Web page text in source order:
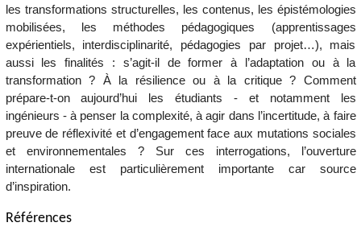
les transformations structurelles, les contenus, les épistémologies
mobilisées, les méthodes pédagogiques (apprentissages
expérientiels, interdisciplinarité, pédagogies par projet…), mais
aussi les finalités : s’agit-il de former à l’adaptation ou à la
transformation ? À la résilience ou à la critique ? Comment
prépare-t-on aujourd’hui les étudiants - et notamment les
ingénieurs - à penser la complexité, à agir dans l’incertitude, à faire
preuve de réflexivité et d’engagement face aux mutations sociales
et environnementales ? Sur ces interrogations, l’ouverture
internationale est particulièrement importante car source
d’inspiration.
Références